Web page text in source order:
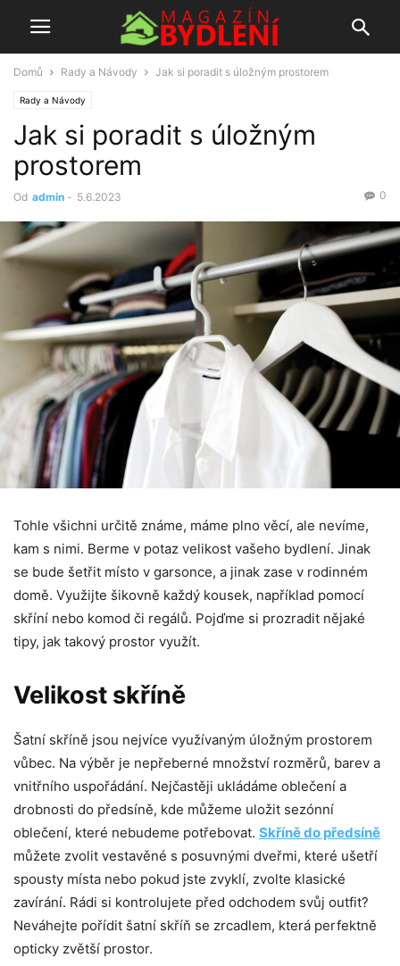
Domů Rady a Návody Jak si poradit s úložným prostorem
Rady a Návody
Jak si poradit s úložným
prostorem
Od admin - 5.6.2023 0
Tohle všichni určitě známe, máme plno věcí, ale nevíme,
kam s nimi. Berme v potaz velikost vašeho bydlení. Jinak
se bude šetřit místo v garsonce, a jinak zase v rodinném
domě. Využijte šikovně každý kousek, například pomocí
skříní nebo komod či regálů. Pojďme si prozradit nějaké
tipy, jak takový prostor využít.
Velikost skříně
Šatní skříně jsou nejvíce využívaným úložným prostorem
vůbec. Na výběr je nepřeberné množství rozměrů, barev a
vnitřního uspořádání. Nejčastěji ukládáme oblečení a
drobnosti do předsíně, kde můžeme uložit sezónní
oblečení, které nebudeme potřebovat. Skříně do předsíně
můžete zvolit vestavěné s posuvnými dveřmi, které ušetří
spousty místa nebo pokud jste zvyklí, zvolte klasické
zavírání. Rádi si kontrolujete před odchodem svůj outfit?
Neváhejte pořídit šatní skříň se zrcadlem, která perfektně
opticky zvětší prostor.